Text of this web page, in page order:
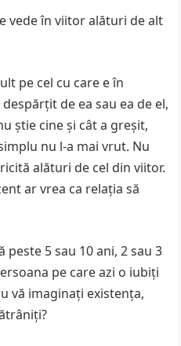
vede în viitor alături de alt
pe cel cu care e în
de ea sau ea de el,
știe cine și cât a greșit,
nu l-a mai vrut. Nu
alături de cel din viitor.
ar vrea ca relația să
peste 5 sau 10 ani, 2 sau 3
pe care azi o iubiți
vă imaginați existența,